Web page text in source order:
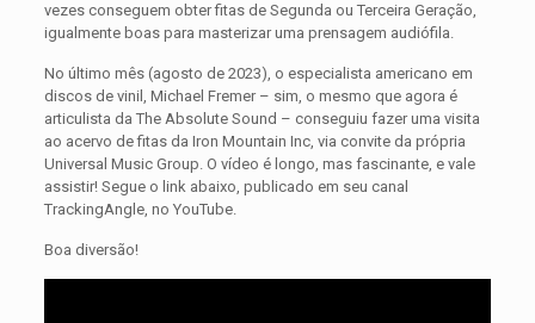
vezes conseguem obter fitas de Segunda ou Terceira Geração,
igualmente boas para masterizar uma prensagem audiófila.
No último mês (agosto de 2023), o especialista americano em
discos de vinil, Michael Fremer – sim, o mesmo que agora é
articulista da The Absolute Sound – conseguiu fazer uma visita
ao acervo de fitas da Iron Mountain Inc, via convite da própria
Universal Music Group. O vídeo é longo, mas fascinante, e vale
assistir! Segue o link abaixo, publicado em seu canal
TrackingAngle, no YouTube.
Boa diversão!